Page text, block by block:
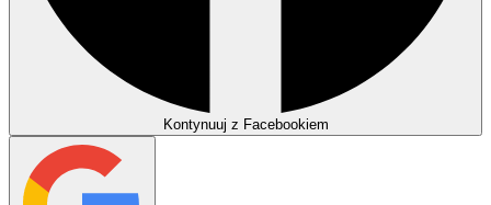
Kontynuuj z Facebookiem